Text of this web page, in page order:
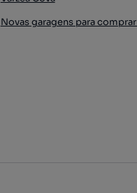
Novas garagens para